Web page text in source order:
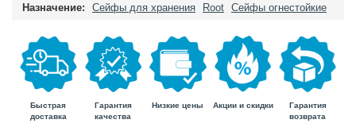
Назначение:
Сейфы для хранения Root Сейфы огнестойкие
Быстрая
доставка
Гарантия
качества
Низкие цены Акции и скидки
Гарантия
возврата